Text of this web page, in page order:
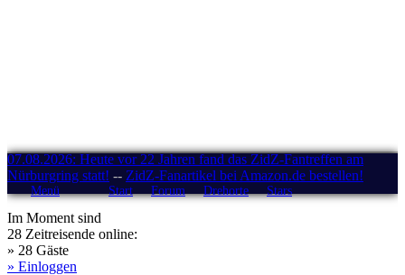
07.08.2026: Heute vor 22 Jahren fand das ZidZ-Fantreffen am
Nürburgring statt! -- ZidZ-Fanartikel bei Amazon.de bestellen!
Menü Start Forum Drehorte Stars
Im Moment sind
28 Zeitreisende online:
» 28 Gäste
» Einloggen